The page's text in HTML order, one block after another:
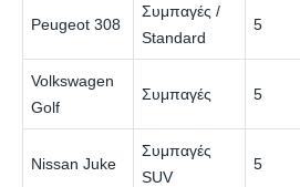
Peugeot 308
Συμπαγές /
Standard
5
Volkswagen
Golf
Συμπαγές 5
Nissan Juke
Συμπαγές
SUV
5